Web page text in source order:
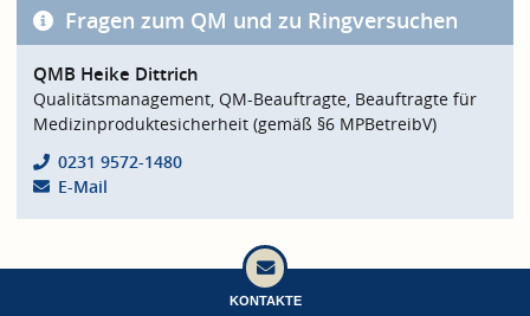
Fragen zum QM und zu Ringversuchen
QMB Heike Dittrich
Qualitätsmanagement, QM-Beauftragte, Beauftragte für
Medizinproduktesicherheit (gemäß §6 MPBetreibV)
0231 9572-1480
E-Mail
KONTAKTE